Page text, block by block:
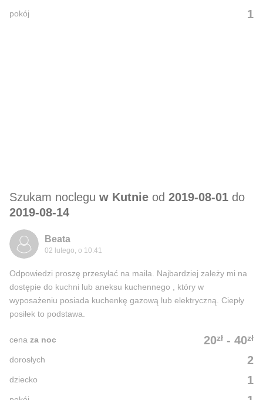
1
pokój
Szukam noclegu w Kutnie od 2019-08-01 do
2019-08-14
Beata
02 lutego, o 10:41
Odpowiedzi proszę przesyłać na maila. Najbardziej zależy mi na
dostępie do kuchni lub aneksu kuchennego , który w
wyposażeniu posiada kuchenkę gazową lub elektryczną. Ciepły
posiłek to podstawa.
20zł - 40zł
cena za noc
2
dorosłych
1
dziecko